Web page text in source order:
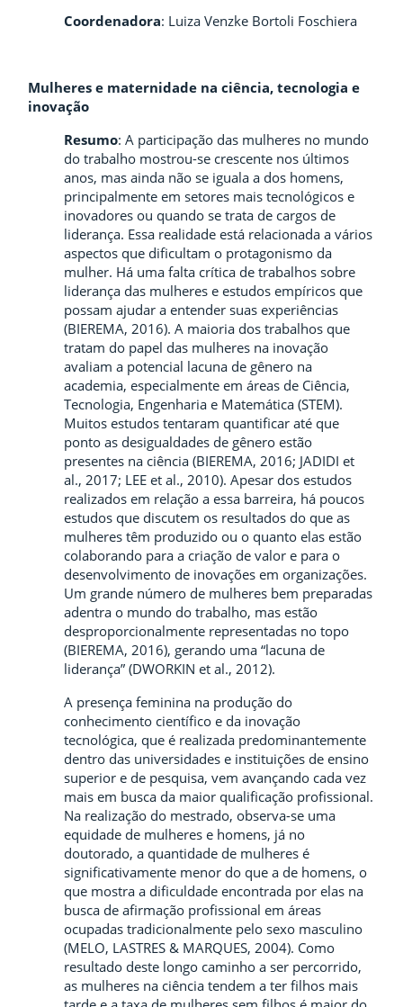
Coordenadora: Luiza Venzke Bortoli Foschiera
Mulheres e maternidade na ciência, tecnologia e
inovação
Resumo: A participação das mulheres no mundo
do trabalho mostrou-se crescente nos últimos
anos, mas ainda não se iguala a dos homens,
principalmente em setores mais tecnológicos e
inovadores ou quando se trata de cargos de
liderança. Essa realidade está relacionada a vários
aspectos que dificultam o protagonismo da
mulher. Há uma falta crítica de trabalhos sobre
liderança das mulheres e estudos empíricos que
possam ajudar a entender suas experiências
(BIEREMA, 2016). A maioria dos trabalhos que
tratam do papel das mulheres na inovação
avaliam a potencial lacuna de gênero na
academia, especialmente em áreas de Ciência,
Tecnologia, Engenharia e Matemática (STEM).
Muitos estudos tentaram quantificar até que
ponto as desigualdades de gênero estão
presentes na ciência (BIEREMA, 2016; JADIDI et
al., 2017; LEE et al., 2010). Apesar dos estudos
realizados em relação a essa barreira, há poucos
estudos que discutem os resultados do que as
mulheres têm produzido ou o quanto elas estão
colaborando para a criação de valor e para o
desenvolvimento de inovações em organizações.
Um grande número de mulheres bem preparadas
adentra o mundo do trabalho, mas estão
desproporcionalmente representadas no topo
(BIEREMA, 2016), gerando uma “lacuna de
liderança” (DWORKIN et al., 2012).
A presença feminina na produção do
conhecimento científico e da inovação
tecnológica, que é realizada predominantemente
dentro das universidades e instituições de ensino
superior e de pesquisa, vem avançando cada vez
mais em busca da maior qualificação profissional.
Na realização do mestrado, observa-se uma
equidade de mulheres e homens, já no
doutorado, a quantidade de mulheres é
significativamente menor do que a de homens, o
que mostra a dificuldade encontrada por elas na
busca de afirmação profissional em áreas
ocupadas tradicionalmente pelo sexo masculino
(MELO, LASTRES & MARQUES, 2004). Como
resultado deste longo caminho a ser percorrido,
as mulheres na ciência tendem a ter filhos mais